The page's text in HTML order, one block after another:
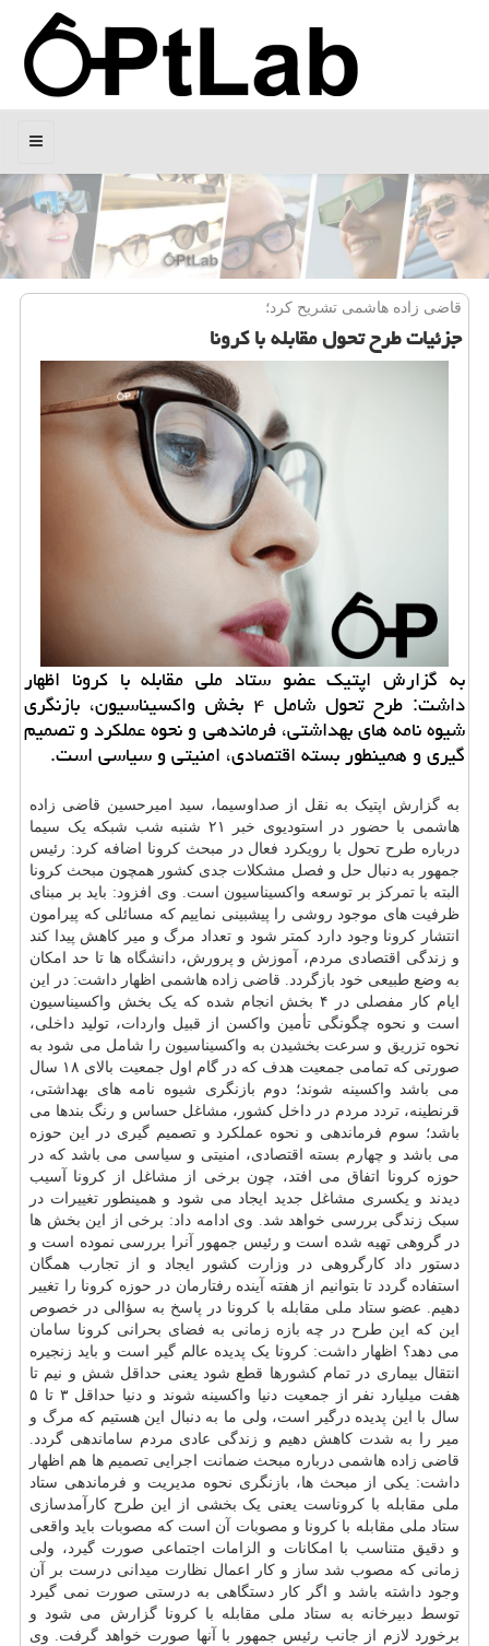
منو
قاضی زاده هاشمی تشریح كرد؛
جزئیات طرح تحول مقابله با کرونا
به گزارش اپتیک عضو ستاد ملی مقابله با کرونا اظهار
داشت: طرح تحول شامل ۴ بخش واکسیناسیون، بازنگری
شیوه نامه های بهداشتی، فرماندهی و نحوه عملکرد و تصمیم
گیری و همینطور بسته اقتصادی، امنیتی و سیاسی است.
به گزارش اپتیک به نقل از صداوسیما، سید امیرحسین قاضی زاده
هاشمی با حضور در استودیوی خبر ۲۱ شنبه شب شبکه یک سیما
درباره طرح تحول با رویکرد فعال در مبحث کرونا اضافه کرد: رئیس
جمهور به دنبال حل و فصل مشکلات جدی کشور همچون مبحث کرونا
البته با تمرکز بر توسعه واکسیناسیون است. وی افزود: باید بر مبنای
ظرفیت های موجود روشی را پیشبینی نماییم که مسائلی که پیرامون
انتشار کرونا وجود دارد کمتر شود و تعداد مرگ و میر کاهش پیدا کند
و زندگی اقتصادی مردم،
آموزش و پرورش،دانشگاه ها تا حد امکان
به وضع طبیعی خود بازگردد. قاضی زاده هاشمی اظهار داشت: در این
ایام کار مفصلی در ۴ بخش انجام شده که یک بخش واکسیناسیون
است و نحوه چگونگی تأمین واکسن از قبیل واردات، تولید داخلی،
نحوه تزریق و سرعت بخشیدن به واکسیناسیون را شامل می شود به
صورتی که تمامی جمعیت هدف که در گام اول جمعیت بالای ۱۸ سال
می باشد واکسینه شوند؛ دوم بازنگری شیوه نامه های بهداشتی،
قرنطینه، تردد مردم در داخل کشور، مشاغل حساس و رنگ بندها می
باشد؛ سوم فرماندهی و نحوه عملکرد و تصمیم گیری در این حوزه
می باشد و چهارم بسته اقتصادی، امنیتی و سیاسی می باشد که در
حوزه کرونا اتفاق می افتد، چون برخی از مشاغل از کرونا آسیب
دیدند و یکسری مشاغل جدید ایجاد می شود و همینطور تغییرات در
سبک زندگی بررسی خواهد شد. وی ادامه داد: برخی از این بخش ها
در گروهی تهیه شده است و رئیس جمهور آنرا بررسی نموده است و
دستور داد کارگروهی در وزارت کشور ایجاد و از تجارب همگان
استفاده گردد تا بتوانیم از هفته آینده رفتارمان در حوزه کرونا را تغییر
دهیم. عضو ستاد ملی مقابله با کرونا در پاسخ به سؤالی در خصوص
این که این طرح در چه بازه زمانی به فضای بحرانی کرونا سامان
می دهد؟ اظهار داشت: کرونا یک پدیده عالم گیر است و باید زنجیره
انتقال بیماری در تمام کشورها قطع شود یعنی حداقل شش و نیم تا
هفت میلیارد نفر از جمعیت دنیا واکسینه شوند و دنیا حداقل ۳ تا ۵
سال با این پدیده درگیر است، ولی ما به دنبال این هستیم که مرگ و
میر را به شدت کاهش دهیم و زندگی عادی مردم ساماندهی گردد.
قاضی زاده هاشمی درباره مبحث ضمانت اجرایی تصمیم ها هم اظهار
داشت: یکی از مبحث ها، بازنگری نحوه مدیریت و فرماندهی ستاد
ملی مقابله با کروناست یعنی یک بخشی از این طرح کارآمدسازی
ستاد ملی مقابله با کرونا و مصوبات آن است که مصوبات باید واقعی
و دقیق متناسب با امکانات و الزامات اجتماعی صورت گیرد، ولی
زمانی که مصوب شد ساز و کار اعمال نظارت میدانی درست بر آن
وجود داشته باشد و اگر کار دستگاهی به درستی صورت نمی گیرد
توسط دبیرخانه به ستاد ملی مقابله با کرونا گزارش می شود و
برخورد لازم از جانب رئیس جمهور با آنها صورت خواهد گرفت. وی